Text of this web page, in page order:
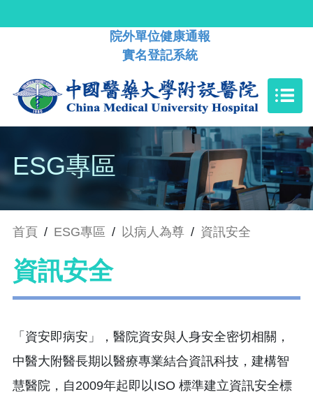
院外單位健康通報
實名登記系統
ESG專區
首頁 / ESG專區 / 以病人為尊 / 資訊安全
資訊安全
「資安即病安」，醫院資安與人身安全密切相關，
中醫大附醫長期以醫療專業結合資訊科技，建構智
慧醫院，自2009年起即以ISO 標準建立資訊安全標